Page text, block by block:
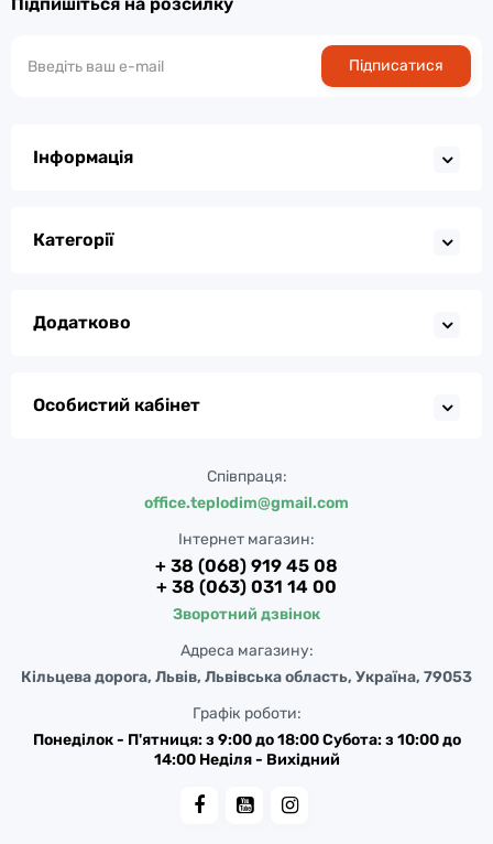
Підписатися
Інформація
Категорії
Додатково
Особистий кабінет
Співпраця:
office.teplodim@gmail.com
Інтернет магазин:
+ 38 (068) 919 45 08
+ 38 (063) 031 14 00
Зворотний дзвінок
Адреса магазину:
Кільцева дорога, Львів, Львівська область, Україна, 79053
Графік роботи:
Понеділок - П'ятниця: з 9:00 до 18:00 Субота: з 10:00 до
14:00 Неділя - Вихідний